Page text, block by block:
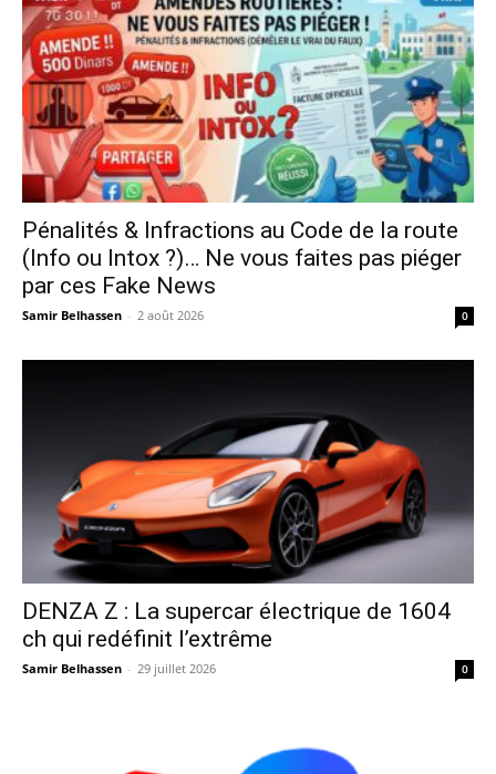
Pénalités & Infractions au Code de la route
(Info ou Intox ?)… Ne vous faites pas piéger
par ces Fake News
Samir Belhassen - 2 août 2026 0
DENZA Z : La supercar électrique de 1604
ch qui redéfinit l’extrême
Samir Belhassen - 29 juillet 2026 0